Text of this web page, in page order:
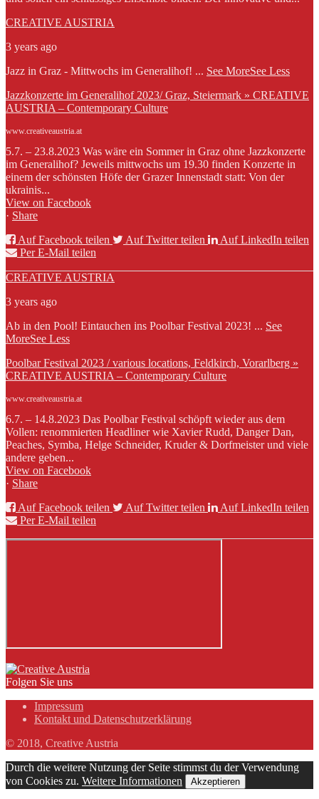
CREATIVE AUSTRIA
3 years ago
Jazz in Graz - Mittwochs im Generalihof! ... See MoreSee Less
Jazzkonzerte im Generalihof 2023/ Graz, Steiermark » CREATIVE
AUSTRIA – Contemporary Culture
www.creativeaustria.at
5.7. – 23.8.2023 Was wäre ein Sommer in Graz ohne Jazzkonzerte
im Generalihof? Jeweils mittwochs um 19.30 finden Konzerte in
einem der schönsten Höfe der Grazer Innenstadt statt: Von der
ukrainis...
View on Facebook
· Share
Auf Facebook teilen
Auf Twitter teilen
Auf LinkedIn teilen
Per E-Mail teilen
CREATIVE AUSTRIA
3 years ago
Ab in den Pool! Eintauchen ins Poolbar Festival 2023! ... See
MoreSee Less
Poolbar Festival 2023 / various locations, Feldkirch, Vorarlberg »
CREATIVE AUSTRIA – Contemporary Culture
www.creativeaustria.at
6.7. – 14.8.2023 Das Poolbar Festival schöpft wieder aus dem
Vollen: renommierten Headliner wie Xavier Rudd, Danger Dan,
Peaches, Symba, Helge Schneider, Kruder & Dorfmeister und viele
andere geben...
View on Facebook
· Share
Auf Facebook teilen
Auf Twitter teilen
Auf LinkedIn teilen
Per E-Mail teilen
Folgen Sie uns
Impressum
Kontakt und Datenschutzerklärung
© 2018, Creative Austria
Durch die weitere Nutzung der Seite stimmst du der Verwendung
von Cookies zu. Weitere Informationen Akzeptieren